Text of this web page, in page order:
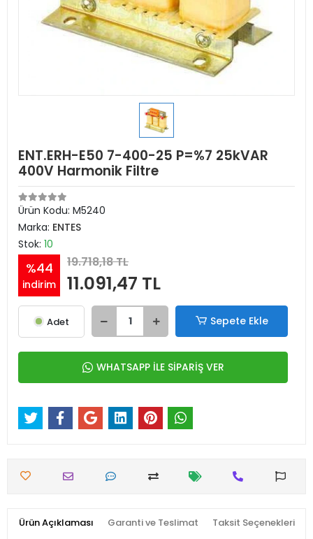
ENT.ERH-E50 7-400-25 P=%7 25kVAR
400V Harmonik Filtre
Ürün Kodu: M5240
Marka: ENTES
Stok: 10
%44
indirim
19.718,18 TL
11.091,47 TL
Adet Sepete Ekle
WHATSAPP İLE SİPARİŞ VER
Ürün Açıklaması Garanti ve Teslimat Taksit Seçenekleri